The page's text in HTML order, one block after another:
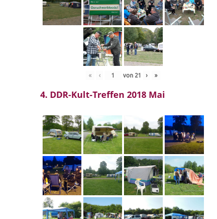
« ‹ von 21 › »
4. DDR-Kult-Treffen 2018 Mai